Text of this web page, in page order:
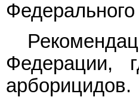
Федерального
Федерации,
арборицидов.